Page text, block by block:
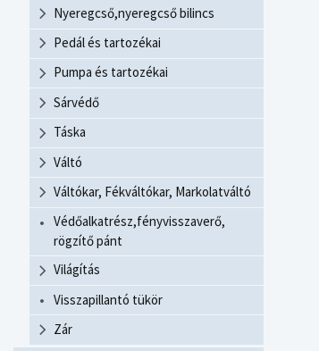
Nyeregcső,nyeregcső bilincs
Pedál és tartozékai
Pumpa és tartozékai
Sárvédő
Táska
Váltó
Váltókar, Fékváltókar, Markolatváltó
Védőalkatrész,fényvisszaverő,
rögzítő pánt
Világítás
Visszapillantó tükör
Zár